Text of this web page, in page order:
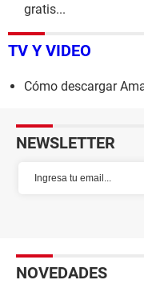
gratis...
TV Y VIDEO
Cómo descargar
NEWSLETTER
NOVEDADES